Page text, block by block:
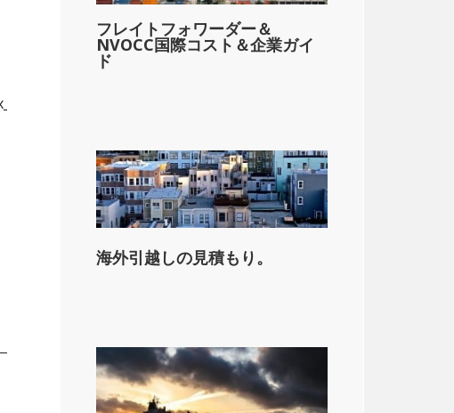
。
フレイトフォワーダー＆
NVOCC国際コスト＆企業ガイ
ド
海外引越しの見積もり。